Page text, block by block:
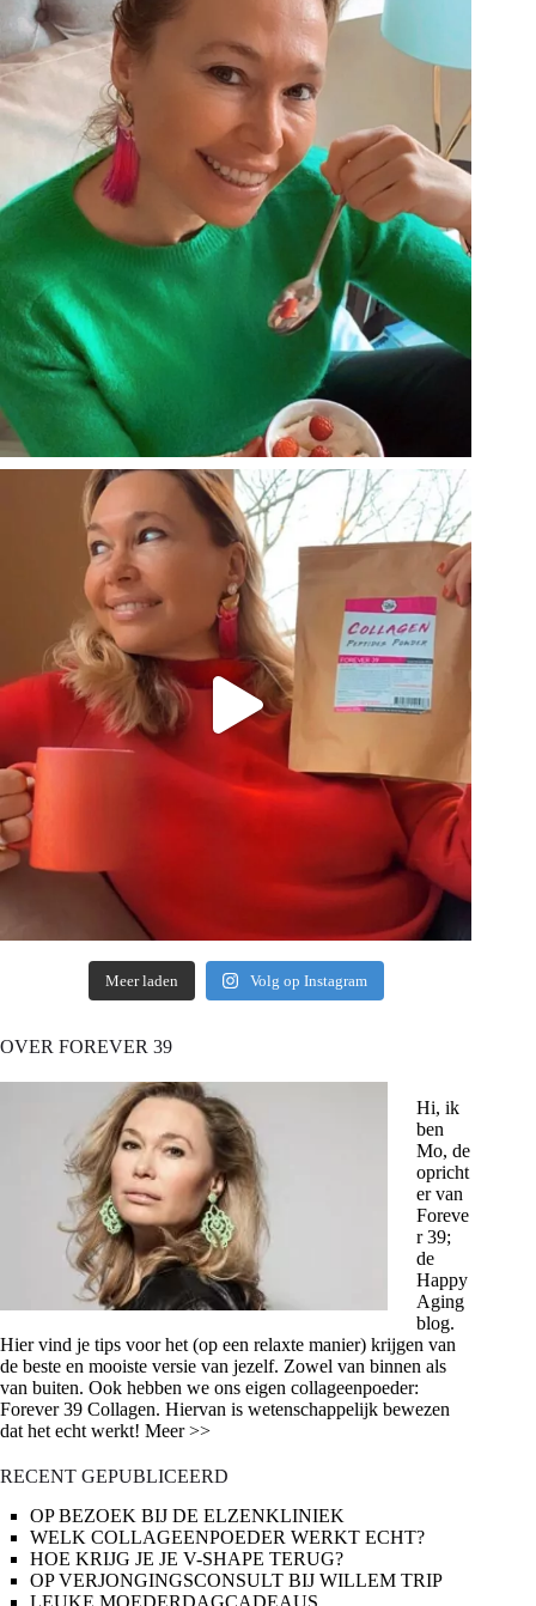
Meer laden Volg op Instagram
OVER FOREVER 39
Hi, ik
ben
Mo, de
opricht
er van
Foreve
r 39;
de
Happy
Aging
blog.
Hier vind je tips voor het (op een relaxte manier) krijgen van
de beste en mooiste versie van jezelf. Zowel van binnen als
van buiten. Ook hebben we ons eigen collageenpoeder:
Forever 39 Collagen. Hiervan is wetenschappelijk bewezen
dat het echt werkt! Meer >>
RECENT GEPUBLICEERD
OP BEZOEK BIJ DE ELZENKLINIEK
WELK COLLAGEENPOEDER WERKT ECHT?
HOE KRIJG JE JE V-SHAPE TERUG?
OP VERJONGINGSCONSULT BIJ WILLEM TRIP
LEUKE MOEDERDAGCADEAUS